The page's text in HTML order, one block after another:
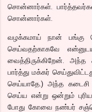
சொன்னார்கள்.
சொன்னார்கள்.
வழக்கமாய் நான் பங்கு
செய்வதற்காகவே
வைத்திருக்கிறேன்.
பார்த்து மக்கர்
செய்யாதே.) அந்த கடைசி
செய்ய என்று ஒன்றும்
போது கோவை நண்பர்